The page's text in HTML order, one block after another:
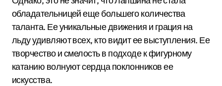
обладательницей еще большего количества
таланта. Ее уникальные движения и грация на
льду удивляют всех, кто видит ее выступления. Ее
творчество и смелость в подходе к фигурному
катанию волнуют сердца поклонников ее
искусства.